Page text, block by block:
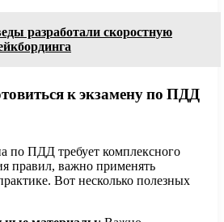
разработали скоростную
к экзамену по ПДД
по ПДД требует комплексного
правил, важно применять
Вот несколько полезных